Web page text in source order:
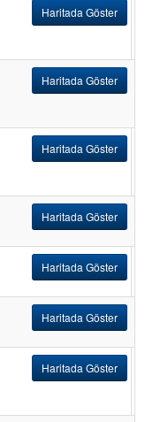
Haritada Göster
Haritada Göster
Haritada Göster
Haritada Göster
Haritada Göster
Haritada Göster
Haritada Göster